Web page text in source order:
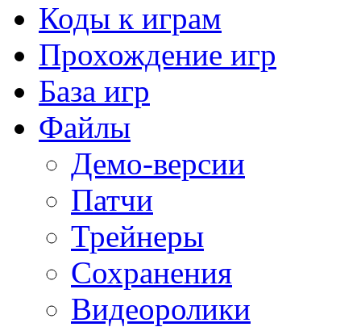
Коды к играм
Прохождение игр
База игр
Файлы
Демо-версии
Патчи
Трейнеры
Сохранения
Видеоролики